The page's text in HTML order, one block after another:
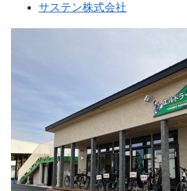
サステン株式会社